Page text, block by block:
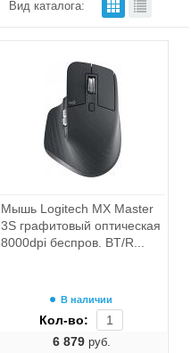
Вид каталога:
Мышь Logitech MX Master
3S графитовый оптическая
8000dpi беспров. BT/R...
В наличии
Кол-во:
6 879руб.